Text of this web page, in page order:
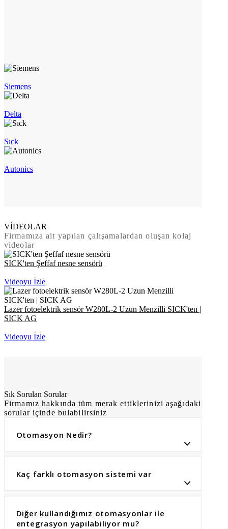
Siemens
Delta
Sıck
Autonics
VİDEOLAR
Firmamıza ait yapılan çalışamalardan oluşan kolaj
videolar
SICK'ten Şeffaf nesne sensörü
Videoyu İzle
Lazer fotoelektrik sensör W280L-2 Uzun Menzilli SICK'ten |
SICK AG
Videoyu İzle
Sık Sorulan Sorular
Firmamız hakkında tüm merak ettiklerinizi aşağıdaki
sorular içinde bulabilirsiniz
Otomasyon Nedir?
Kaç farklı otomasyon sistemi var
Diğer kullandığımız otomasyonlar ile
entegrasyon yapılabiliyor mu?